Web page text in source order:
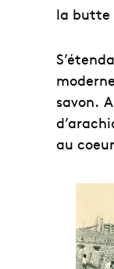
la butte
savon.
au